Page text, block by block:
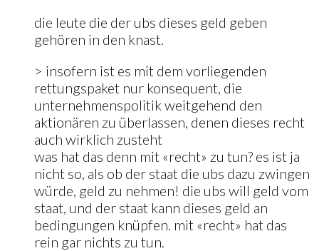
die leute die der ubs dieses geld geben
gehören in den knast.
> insofern ist es mit dem vorliegenden
rettungspaket nur konsequent, die
unternehmenspolitik weitgehend den
aktionären zu überlassen, denen dieses recht
auch wirklich zusteht
was hat das denn mit «recht» zu tun? es ist ja
nicht so, als ob der staat die ubs dazu zwingen
würde, geld zu nehmen! die ubs will geld vom
staat, und der staat kann dieses geld an
bedingungen knüpfen. mit «recht» hat das
rein gar nichts zu tun.